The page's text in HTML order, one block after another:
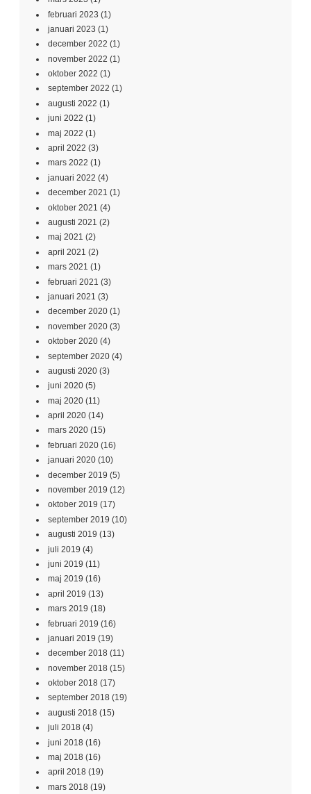
februari 2023 (1)
januari 2023 (1)
december 2022 (1)
november 2022 (1)
oktober 2022 (1)
september 2022 (1)
augusti 2022 (1)
juni 2022 (1)
maj 2022 (1)
april 2022 (3)
mars 2022 (1)
januari 2022 (4)
december 2021 (1)
oktober 2021 (4)
augusti 2021 (2)
maj 2021 (2)
april 2021 (2)
mars 2021 (1)
februari 2021 (3)
januari 2021 (3)
december 2020 (1)
november 2020 (3)
oktober 2020 (4)
september 2020 (4)
augusti 2020 (3)
juni 2020 (5)
maj 2020 (11)
april 2020 (14)
mars 2020 (15)
februari 2020 (16)
januari 2020 (10)
december 2019 (5)
november 2019 (12)
oktober 2019 (17)
september 2019 (10)
augusti 2019 (13)
juli 2019 (4)
juni 2019 (11)
maj 2019 (16)
april 2019 (13)
mars 2019 (18)
februari 2019 (16)
januari 2019 (19)
december 2018 (11)
november 2018 (15)
oktober 2018 (17)
september 2018 (19)
augusti 2018 (15)
juli 2018 (4)
juni 2018 (16)
maj 2018 (16)
april 2018 (19)
mars 2018 (19)